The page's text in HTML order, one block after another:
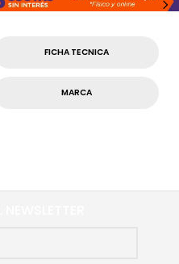
FICHA TECNICA
MARCA